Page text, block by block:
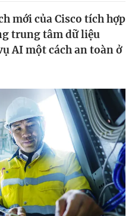
mới của Cisco tích hợp
trung tâm dữ liệu
AI một cách an toàn ở